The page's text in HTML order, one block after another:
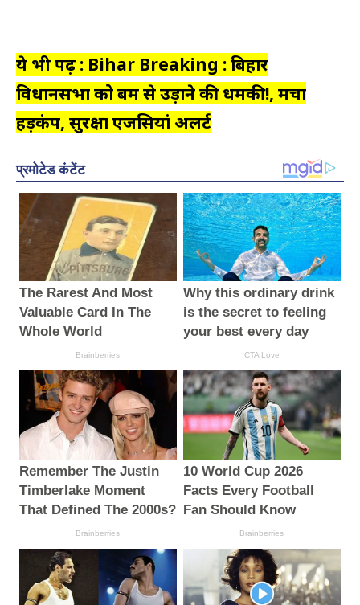
ये भी पढ़ें : Bihar Breaking : बिहार
विधानसभा को बम से उड़ाने की धमकी!, मचा
हड़कंप, सुरक्षा एजेंसियां अलर्ट